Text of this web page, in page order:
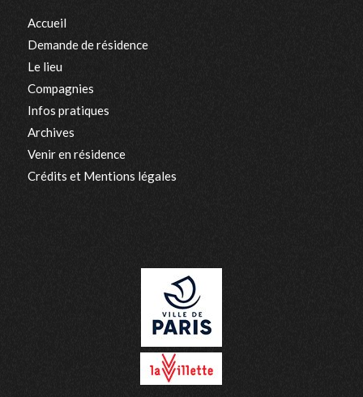
Accueil
Demande de résidence
Le lieu
Compagnies
Infos pratiques
Archives
Venir en résidence
Crédits et Mentions légales